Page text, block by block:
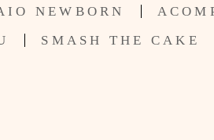
NEWBORN
SMASH THE CAKE